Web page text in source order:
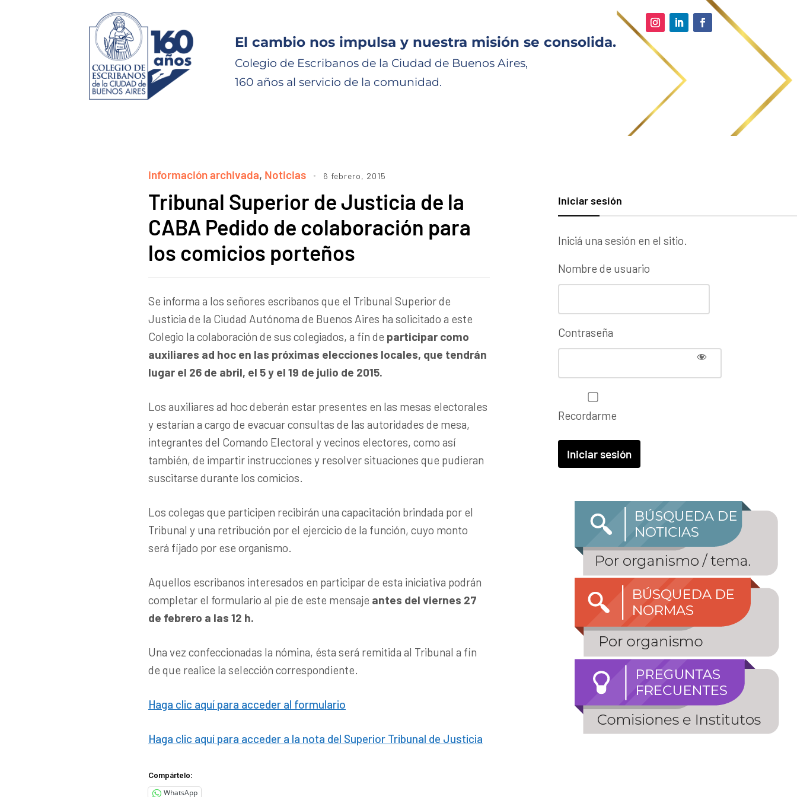
El cambio nos impulsa y nuestra misión se consolida.
Colegio de Escribanos de la Ciudad de Buenos Aires,
160 años al servicio de la comunidad.
información archivada, Noticias 6 febrero, 2015
Tribunal Superior de Justicia de la
CABA Pedido de colaboración para
los comicios porteños
Se informa a los señores escribanos que el Tribunal Superior de
Justicia de la Ciudad Autónoma de Buenos Aires ha solicitado a este
Colegio la colaboración de sus colegiados, a fin de participar como
auxiliares ad hoc en las próximas elecciones locales, que tendrán
lugar el 26 de abril, el 5 y el 19 de julio de 2015.
Los auxiliares ad hoc deberán estar presentes en las mesas electorales
y estarían a cargo de evacuar consultas de las autoridades de mesa,
integrantes del Comando Electoral y vecinos electores, como así
también, de impartir instrucciones y resolver situaciones que pudieran
suscitarse durante los comicios.
Los colegas que participen recibirán una capacitación brindada por el
Tribunal y una retribución por el ejercicio de la función, cuyo monto
será fijado por ese organismo.
Aquellos escribanos interesados en participar de esta iniciativa podrán
completar el formulario al pie de este mensaje antes del viernes 27
de febrero a las 12 h.
Una vez confeccionadas la nómina, ésta será remitida al Tribunal a fin
de que realice la selección correspondiente.
Haga clic aquí para acceder al formulario
Haga clic aquí para acceder a la nota del Superior Tribunal de Justicia
Compártelo:
WhatsApp
Iniciar sesión
Iniciá una sesión en el sitio.
Nombre de usuario
Contraseña
Recordarme